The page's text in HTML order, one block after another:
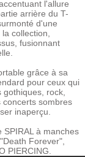
l'allure
arrière du T-
d'une
collection,
fusionnant
grâce à sa
pour ceux qui
gothiques, rock,
concerts sombres
inaperçu.
à manches
Forever",
PIERCING.